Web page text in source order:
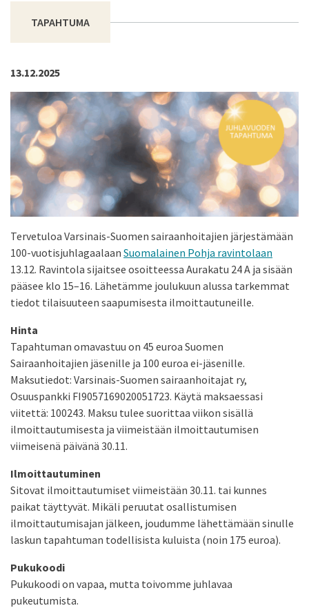
TAPAHTUMA
13.12.2025
Tervetuloa Varsinais-Suomen sairaanhoitajien järjestämään
100-vuotisjuhlagaalaan Suomalainen Pohja ravintolaan
13.12. Ravintola sijaitsee osoitteessa Aurakatu 24 A ja sisään
pääsee klo 15–16. Lähetämme joulukuun alussa tarkemmat
tiedot tilaisuuteen saapumisesta ilmoittautuneille.
Hinta
Tapahtuman omavastuu on 45 euroa Suomen
Sairaanhoitajien jäsenille ja 100 euroa ei-jäsenille.
Maksutiedot: Varsinais-Suomen sairaanhoitajat ry,
Osuuspankki FI9057169020051723. Käytä maksaessasi
viitettä: 100243. Maksu tulee suorittaa viikon sisällä
ilmoittautumisesta ja viimeistään ilmoittautumisen
viimeisenä päivänä 30.11.
Ilmoittautuminen
Sitovat ilmoittautumiset viimeistään 30.11. tai kunnes
paikat täyttyvät. Mikäli peruutat osallistumisen
ilmoittautumisajan jälkeen, joudumme lähettämään sinulle
laskun tapahtuman todellisista kuluista (noin 175 euroa).
Pukukoodi
Pukukoodi on vapaa, mutta toivomme juhlavaa
pukeutumista.